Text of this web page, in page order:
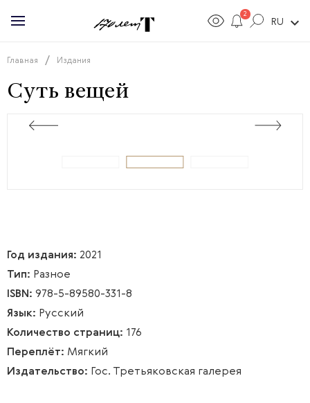
2
RU expand_more
Главная / Издания
Суть вещей
Год издания: 2021
Тип: Разное
ISBN: 978-5-89580-331-8
Язык: Русский
Количество страниц: 176
Переплёт: Мягкий
Издательство: Гос. Третьяковская галерея